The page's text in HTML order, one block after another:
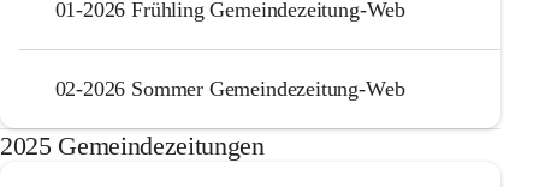
01-2026 Frühling Gemeindezeitung-Web
02-2026 Sommer Gemeindezeitung-Web
2025 Gemeindezeitungen